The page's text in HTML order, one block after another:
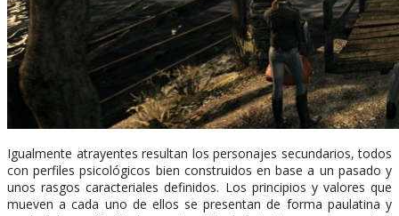
Igualmente atrayentes resultan los personajes secundarios, todos
con perfiles psicológicos bien construidos en base a un pasado y
unos rasgos caracteriales definidos. Los principios y valores que
mueven a cada uno de ellos se presentan de forma paulatina y